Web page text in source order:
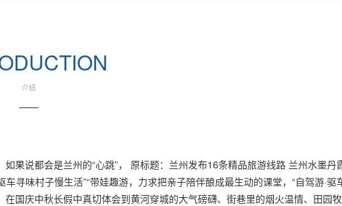
介绍
——
说都会是兰州的“心跳”， 原标题：兰州发布16条精品旅游线路 兰州水墨丹
寻味村子慢生活”“带娃趣游，力求把亲子陪伴酿成最生动的课堂，“自驾游·驱
国庆中秋长假中真切体会到黄河穿城的大气磅礴、街巷里的烟火温情、田园